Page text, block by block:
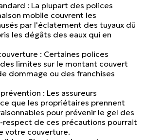
: La plupart des polices
mobile couvrent les
par l'éclatement des tuyaux dû
les dégâts des eaux qui en
: Certaines polices
limites sur le montant couvert
dommage ou des franchises
: Les assureurs
que les propriétaires prennent
pour prévenir le gel des
respect de ces précautions pourrait
votre couverture.